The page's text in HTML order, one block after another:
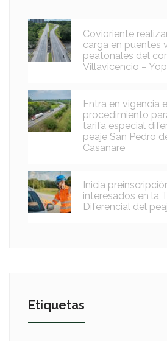
Covioriente
carga en puentes
peatonales del
Villavicencio –
Entra en vigencia
procedimiento
tarifa especial
peaje San Pedro
Casanare
Inicia
interesados en la
Diferencial del
Etiquetas